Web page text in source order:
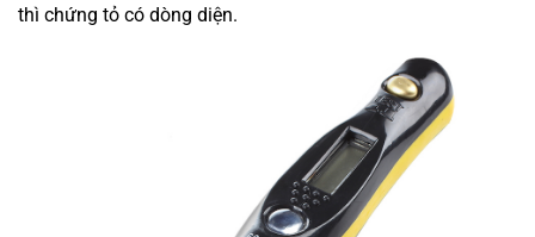
thì chứng tỏ có dòng diện.